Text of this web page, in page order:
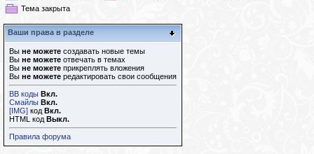
Тема закрыта
Ваши права в разделе
Вы не можете создавать новые темы
Вы не можете отвечать в темах
Вы не можете прикреплять вложения
Вы не можете редактировать свои сообщения
BB коды Вкл.
Смайлы Вкл.
[IMG] код Вкл.
HTML код Выкл.
Правила форума